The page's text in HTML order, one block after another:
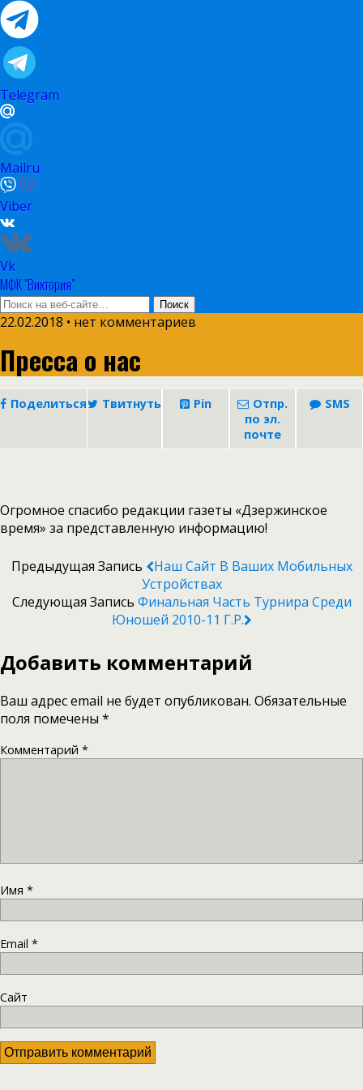
Telegram
Mailru
Viber
Vk
МФК "Виктория"
22.02.2018 • нет комментариев
Пресса о нас
Поделиться Твитнуть Pin
Отпр.
по эл.
почте
SMS
Огромное спасибо редакции газеты «Дзержинское
время» за представленную информацию!
Предыдущая Запись
Наш Сайт В Ваших Мобильных
Устройствах
Следующая Запись Финальная Часть Турнира Среди
Юношей 2010-11 Г.р.
Добавить комментарий
Ваш адрес email не будет опубликован. Обязательные
поля помечены *
Комментарий *
Имя *
Email *
Сайт